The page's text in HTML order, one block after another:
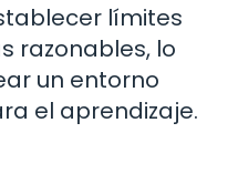
límites
razonables, lo
un entorno
el aprendizaje.